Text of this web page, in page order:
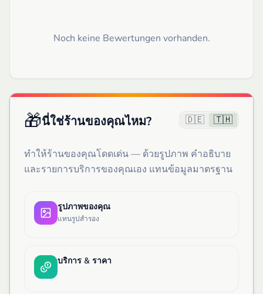
Noch keine Bewertungen vorhanden.
🎁นี่ใช่ร้านของคุณไหม? 🇩🇪 🇹🇭
ทำให้ร้านของคุณโดดเด่น — ด้วยรูปภาพ คำอธิบาย
และรายการบริการของคุณเอง แทนข้อมูลมาตรฐาน
รูปภาพของคุณ
แทนรูปสำรอง
บริการ & ราคา